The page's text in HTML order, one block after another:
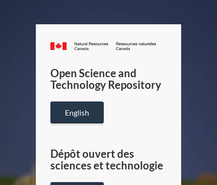
Canada.ca
/
Canada
Open Science and
Technology Repository
English
Dépôt ouvert des
sciences et technologie